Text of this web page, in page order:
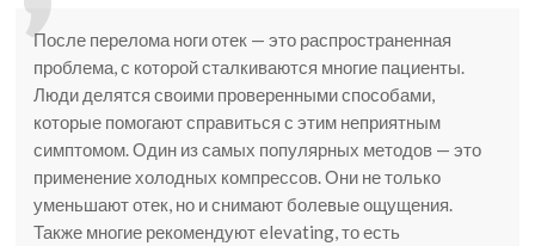
После перелома ноги отек — это распространенная
проблема, с которой сталкиваются многие пациенты.
Люди делятся своими проверенными способами,
которые помогают справиться с этим неприятным
симптомом. Один из самых популярных методов — это
применение холодных компрессов. Они не только
уменьшают отек, но и снимают болевые ощущения.
Также многие рекомендуют elevating, то есть